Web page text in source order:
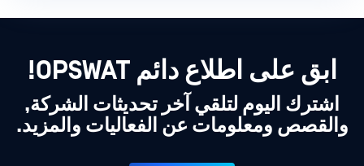
ابق على اطلاع دائم OPSWAT!
اشترك اليوم لتلقي آخر تحديثات الشركة,
والقصص ومعلومات عن الفعاليات والمزيد.